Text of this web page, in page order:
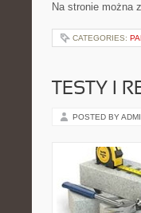
Na stronie można
CATEGORIES:
TESTY I
POSTED BY